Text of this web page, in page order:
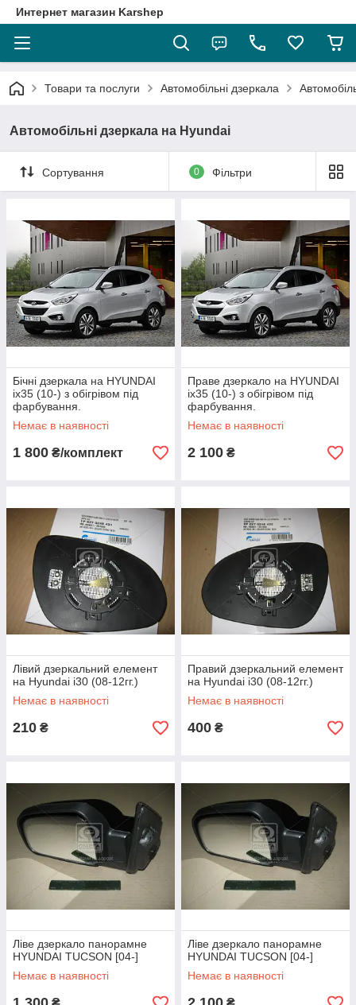
Интернет магазин Karshep
Товари та послуги Автомобільні дзеркала
Автомобільні дзеркала на Hyundai
Сортування 0 Фільтри
Бічні дзеркала на HYUNDAI
ix35 (10-) з обігрівом під
фарбування.
Немає в наявності
1 800 ₴/комплект
Праве дзеркало на HYUNDAI
ix35 (10-) з обігрівом під
фарбування.
Немає в наявності
2 100 ₴
Лівий дзеркальний елемент
на Hyundai i30 (08-12гг.)
Немає в наявності
210 ₴
Правий дзеркальний елемент
на Hyundai i30 (08-12гг.)
Немає в наявності
400 ₴
Ліве дзеркало панорамне
HYUNDAI TUCSON [04-]
Немає в наявності
Ліве дзеркало панорамне
HYUNDAI TUCSON [04-]
Немає в наявності